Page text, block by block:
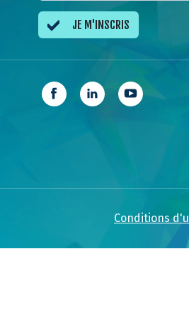
JE M'INSCRIS
Conditions